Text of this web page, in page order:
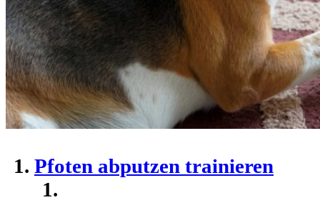
Pfoten abputzen trainieren